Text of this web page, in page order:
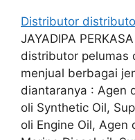
Distributor
JAYADIPA
distributor pelumas
menjual berbagai
diantaranya : Agen
oli Synthetic Oil,
oli Engine Oil,